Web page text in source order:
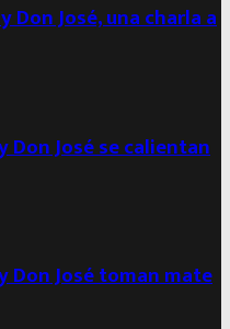
Don José, una charla a
Don José se calientan
Don José toman mate